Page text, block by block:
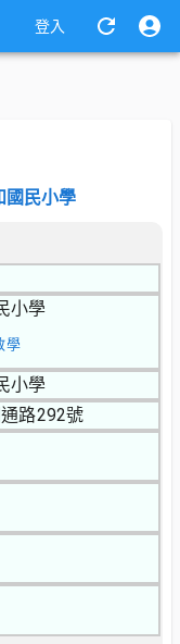
登入
國民小學
小學
學
小學
路292號